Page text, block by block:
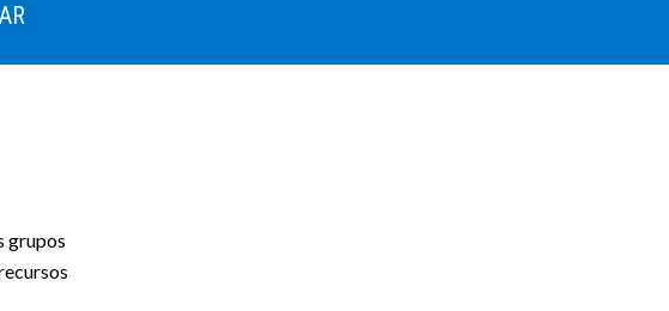
grupos